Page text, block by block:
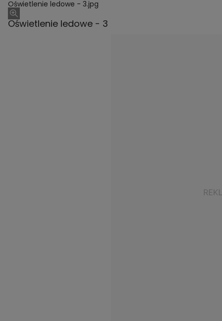
Oświetlenie ledowe - 3.jpg
Oświetlenie ledowe - 3